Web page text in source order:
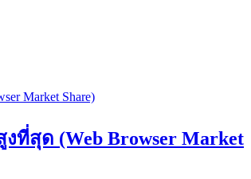
ที่สุด (Web Browser Market